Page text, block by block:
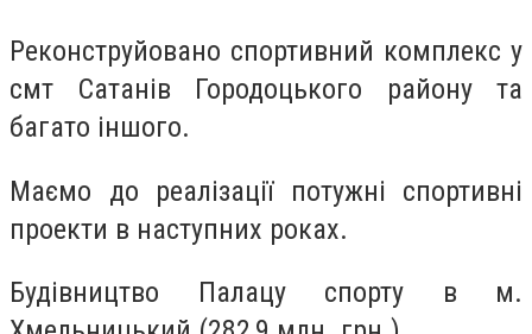
Реконструйовано спортивний комплекс у
смт Сатанів Городоцького району та
багато іншого.
Маємо до реалізації потужні спортивні
проекти в наступних роках.
Будівництво Палацу спорту в м.